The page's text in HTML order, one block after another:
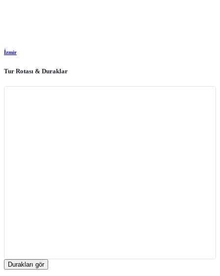
İzmir
Tur Rotası & Duraklar
Durakları gör